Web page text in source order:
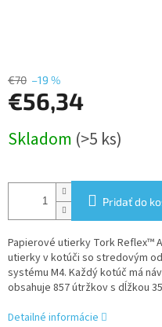
€70 –19 %
€56,34
cena:
Skladom (>5 ks)
Pridať do
Papierové utierky Tork Reflex™
utierky v kotúči so stredovým
systému M4. Každý kotúč má
obsahuje 857 útržkov s dĺžkou
Detailné informácie